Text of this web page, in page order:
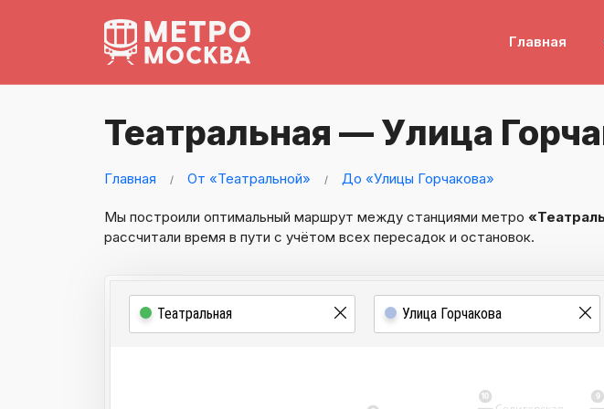
Главная
Театральная — Улица
Главная От «Театральной» До «Улицы Горчакова»
Мы построили оптимальный маршрут между станциями метро
рассчитали время в пути с учётом всех пересадок и остановок.
9
10